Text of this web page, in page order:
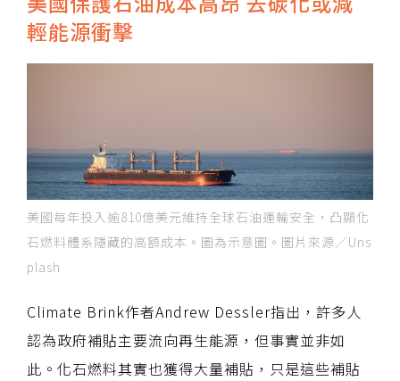
輕能源衝擊
美國每年投入逾810億美元維持全球石油運輸安全，凸顯化
石燃料體系隱藏的高額成本。圖為示意圖。圖片來源／Uns
plash
Climate Brink作者Andrew Dessler指出，許多人
認為政府補貼主要流向再生能源，但事實並非如
此。化石燃料其實也獲得大量補貼，只是這些補貼